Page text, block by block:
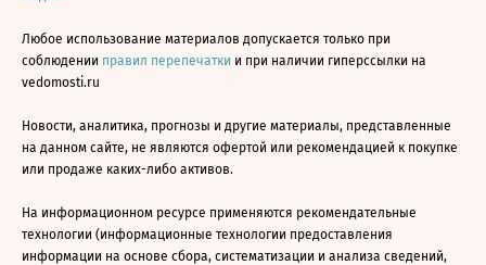
Любое использование материалов допускается только при
соблюдении правил перепечатки и при наличии гиперссылки на
vedomosti.ru
Новости, аналитика, прогнозы и другие материалы, представленные
на данном сайте, не являются офертой или рекомендацией к покупке
или продаже каких-либо активов.
На информационном ресурсе применяются рекомендательные
технологии (информационные технологии предоставления
информации на основе сбора, систематизации и анализа сведений,